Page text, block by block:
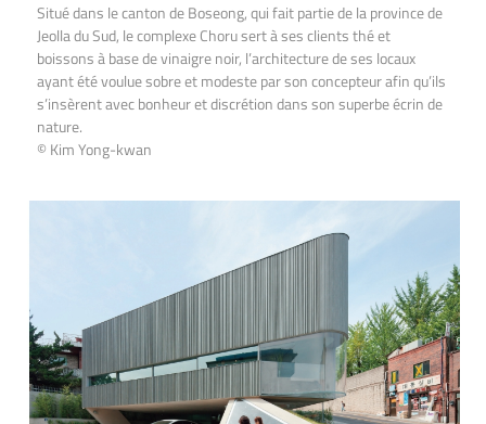
Situé dans le canton de Boseong, qui fait partie de la province de
Jeolla du Sud, le complexe Choru sert à ses clients thé et
boissons à base de vinaigre noir, l’architecture de ses locaux
ayant été voulue sobre et modeste par son concepteur afin qu’ils
s’insèrent avec bonheur et discrétion dans son superbe écrin de
nature.
© Kim Yong-kwan